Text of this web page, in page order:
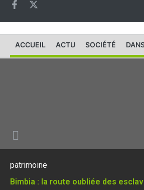
ACCUEIL ACTU SOCIÉTÉ
patrimoine
Bimbia : la route oubliée des